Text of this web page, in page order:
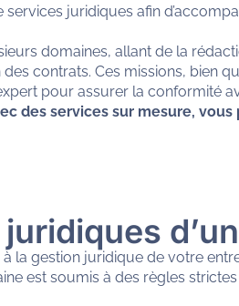
juridiques afin
domaines, allant de la
des contrats. Ces missions,
pour assurer la conformité
des services sur mesure,
la gestion juridique de votre
est soumis à des règles